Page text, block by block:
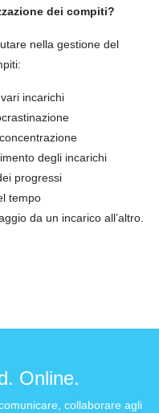
dei compiti?
nella gestione del
incarichi
degli incarichi
progressi
tempo
da un incarico all’altro.
Online.
collaborare agli